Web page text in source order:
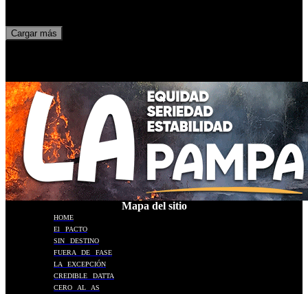
Cargar más
Mapa del sitio
HOME
El PACTO
SIN DESTINO
FUERA DE FASE
LA EXCEPCIÓN
CREDIBLE DATTA
CERO AL AS